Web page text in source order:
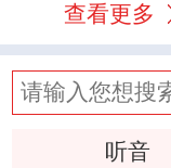
查看更多
听音